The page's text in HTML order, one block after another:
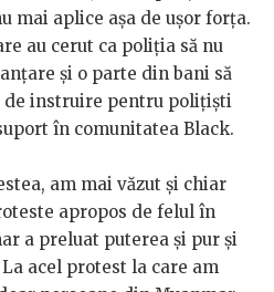
mai aplice așa de ușor forța.
au cerut ca poliția să nu
și o parte din bani să
de instruire pentru polițiști
în comunitatea Black.
am mai văzut și chiar
apropos de felul în
a preluat puterea și pur și
acel protest la care am